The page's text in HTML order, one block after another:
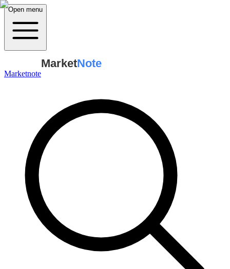
Open menu
Marketnote
MarketNote